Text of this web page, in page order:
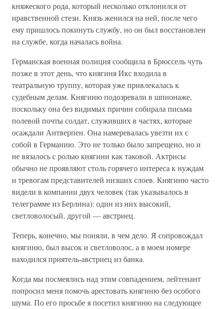
княжеского рода, который несколько отклонился от
нравственной стези. Князь женился на ней, после чего
ему пришлось покинуть службу, но он был восстановлен
на службе, когда началась война.
Германская военная полиция сообщила в Брюссель чуть
позже в этот день, что княгиня Икс входила в
театральную труппу, которая уже привлекалась к
судебным делам. Княгиню подозревали в шпионаже,
поскольку она без видимых причин собирала письма
полевой почты солдат, служивших в частях, которые
осаждали Антверпен. Она намеревалась увезти их с
собой в Германию. Это не только было запрещено, но и
не вязалось с ролью княгини как таковой. Актрисы
обычно не проявляют столь горячего интереса к нуждам
и тревогам представителей низших слоев. Княгиню часто
видели в компании двух человек (так указывалось в
телеграмме из Берлина): один из них высокий,
светловолосый, другой — австриец.
Теперь, конечно, мы поняли, в чем дело. Я сопровождал
княгиню, был высок и светловолос, а в моем номере
находился приятель-австриец из банка.
Когда мы посмеялись над этим совпадением, лейтенант
попросил меня помочь арестовать княгиню без особого
шума. По его просьбе я посетил княгиню на следующее